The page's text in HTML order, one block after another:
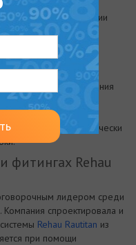
при условии
, адаптеры,
соединения;
выполнять соединения
посредством
и фитинг, что практически
фитингах Rehau
лидером среди
Компания спроектировала и
Rehau Rautitan из
при помощи